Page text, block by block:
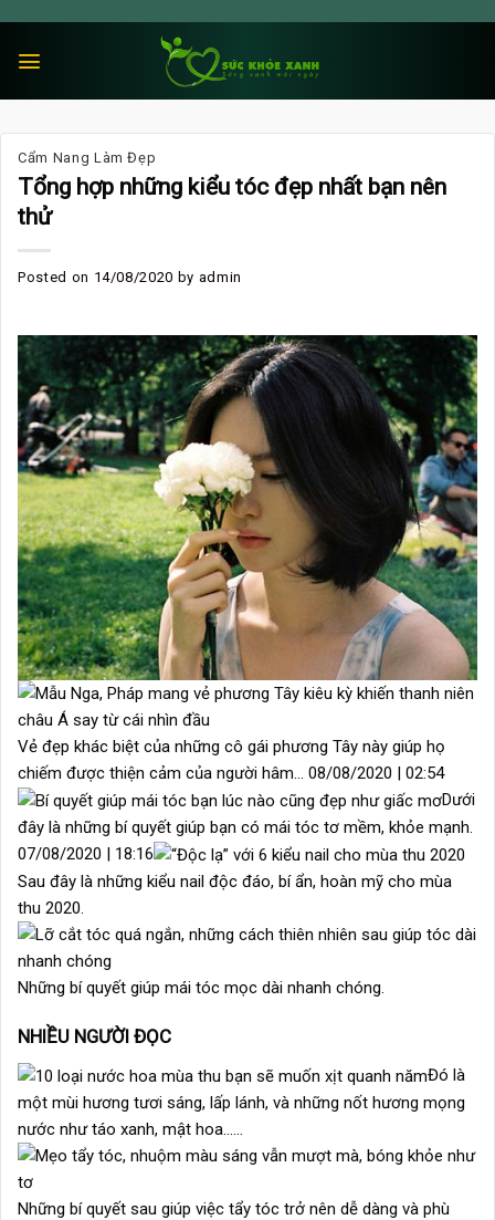
content
Cẩm Nang Làm Đẹp
Tổng hợp những kiểu tóc đẹp nhất bạn nên
thử
Posted on 14/08/2020 by admin
Vẻ đẹp khác biệt của những cô gái phương Tây này giúp họ
chiếm được thiện cảm của người hâm… 08/08/2020 | 02:54
Dưới
đây là những bí quyết giúp bạn có mái tóc tơ mềm, khỏe mạnh.
07/08/2020 | 18:16
Sau đây là những kiểu nail độc đáo, bí ẩn, hoàn mỹ cho mùa
thu 2020.
Những bí quyết giúp mái tóc mọc dài nhanh chóng.
NHIỀU NGƯỜI ĐỌC
Đó là
một mùi hương tươi sáng, lấp lánh, và những nốt hương mọng
nước như táo xanh, mật hoa……
Những bí quyết sau giúp việc tẩy tóc trở nên dễ dàng và phù